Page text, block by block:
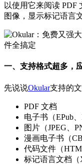
以使用它来阅读 PDF
图像，显示标记语言
一、支持格式超多，
先说说Okular支持的
PDF 文档
电子书（EPub
图片（JPEG、
漫画电子书（
代码文件（
标记语言文档（